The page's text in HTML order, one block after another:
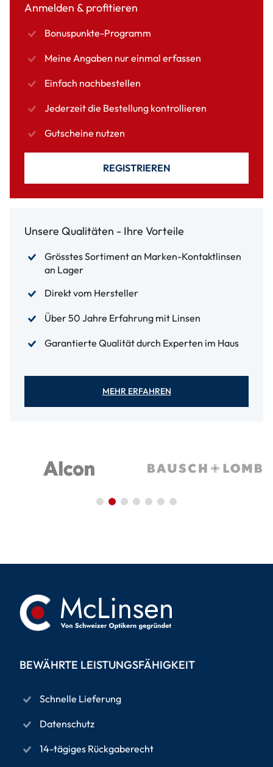
Anmelden & profitieren
Bonuspunkte-Programm
Meine Angaben nur einmal erfassen
Einfach nachbestellen
Jederzeit die Bestellung kontrollieren
Gutscheine nutzen
REGISTRIEREN
Unsere Qualitäten - Ihre Vorteile
Grösstes Sortiment an Marken-Kontaktlinsen
an Lager
Direkt vom Hersteller
Über 50 Jahre Erfahrung mit Linsen
Garantierte Qualität durch Experten im Haus
MEHR ERFAHREN
BEWÄHRTE LEISTUNGSFÄHIGKEIT
Schnelle Lieferung
Datenschutz
14-tägiges Rückgaberecht